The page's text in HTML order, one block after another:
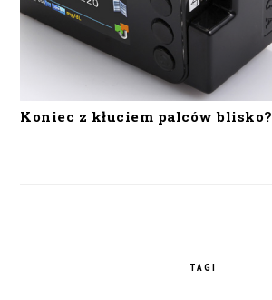
Koniec z kłuciem palców blisko?
TAGI